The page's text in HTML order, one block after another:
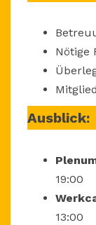
Nötige
Ausblick:
19:00
13:00